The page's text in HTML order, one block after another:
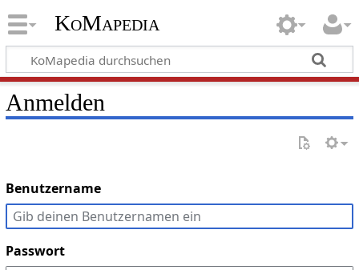
KoMapedia
Anmelden
Benutzername
Passwort